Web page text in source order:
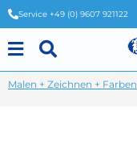
Service +49 (0) 9607 921122
Malen + Zeichnen + Farben